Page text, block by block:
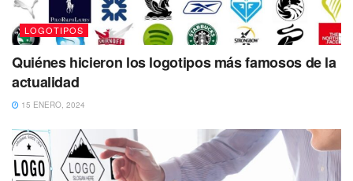
LOGOTIPOS
Quiénes hicieron los logotipos más famosos de la
actualidad
15 ENERO, 2024